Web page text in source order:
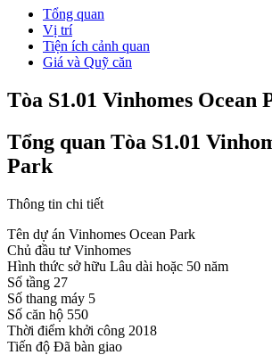
Tổng quan
Vị trí
Tiện ích cảnh quan
Giá và Quỹ căn
Tòa S1.01 Vinhomes Ocean
Tổng quan Tòa S1.01
Park
Thông tin chi tiết
Tên dự án Vinhomes Ocean Park
Chủ đầu tư Vinhomes
Hình thức sở hữu Lâu dài hoặc 50 năm
Số tầng 27
Số thang máy 5
Số căn hộ 550
Thời điểm khởi công 2018
Tiến độ Đã bàn giao